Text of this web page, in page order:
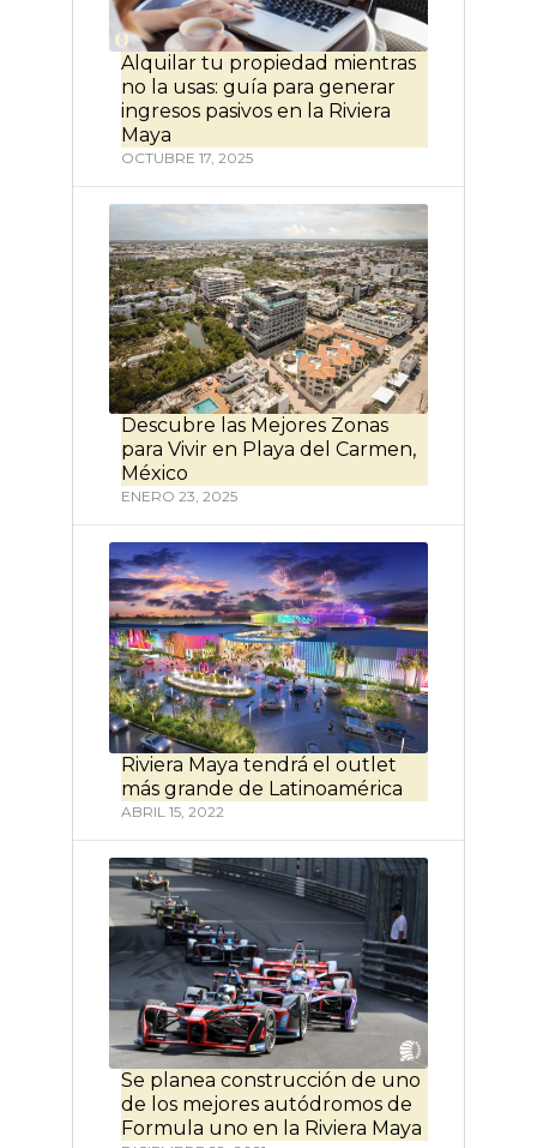
Alquilar tu propiedad mientras
no la usas: guía para generar
ingresos pasivos en la Riviera
Maya
OCTUBRE 17, 2025
Descubre las Mejores Zonas
para Vivir en Playa del Carmen,
México
ENERO 23, 2025
Riviera Maya tendrá el outlet
más grande de Latinoamérica
ABRIL 15, 2022
Se planea construcción de uno
de los mejores autódromos de
Formula uno en la Riviera Maya